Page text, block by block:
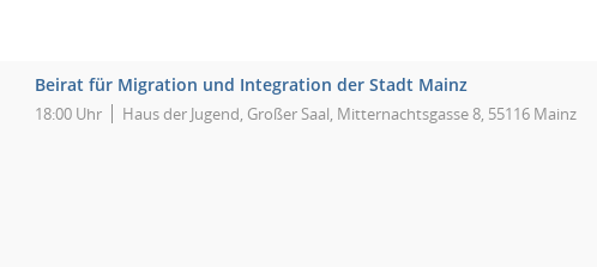
Beirat für Migration und Integration der Stadt Mainz
18:00 Uhr Haus der Jugend, Großer Saal, Mitternachtsgasse 8, 55116 Mainz